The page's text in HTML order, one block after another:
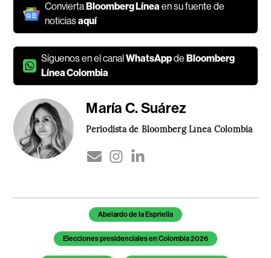
ConviertaBloomberg Líneaen su fuente de
noticiasaquí
Síguenos en el canalWhatsAppdeBloomberg
Línea Colombia
María C. Suárez
Periodista de Bloomberg Línea Colombia
Temas de este artículoAbelardo de la Espriella
Elecciones presidenciales en Colombia 2026